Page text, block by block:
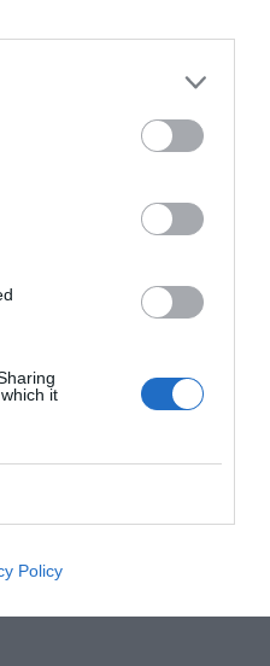
it
Policy
wynagrodzeniu.
widełki. Nie będą też
zł, a to dopiero